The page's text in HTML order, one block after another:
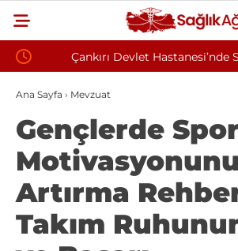
Çankırı Devlet Hastanesi’nde
İddiası: Maaş Kesme Cezası Talep
Ana Sayfa › Mevzuat
Gençlerde Spor
Motivasyonunu
Artırma
Takım